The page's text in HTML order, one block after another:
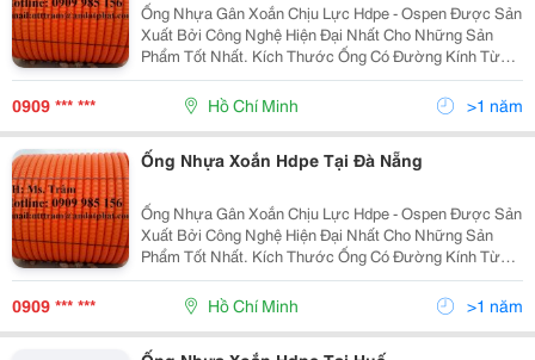
Ống Nhựa Gân Xoắn Chịu Lực Hdpe - Ospen Được Sản
Xuất Bởi Công Nghệ Hiện Đại Nhất Cho Những Sản
Phẩm Tốt Nhất. Kích Thước Ống Có Đường Kính Từ
25Mm Đến 250Mm . Ưu Điểm: Độ Dài Liên Tục, Dễ
Dàng Uốn Cong, Khả Năng Chịu Lực Lớn, Kinh Tế, Tiết
0909 *** *** Hồ Chí Minh >1 năm
Ống Nhựa Xoắn Hdpe Tại Đà Nẵng
Ống Nhựa Gân Xoắn Chịu Lực Hdpe - Ospen Được Sản
Xuất Bởi Công Nghệ Hiện Đại Nhất Cho Những Sản
Phẩm Tốt Nhất. Kích Thước Ống Có Đường Kính Từ
25Mm Đến 250Mm . Ưu Điểm: Độ Dài Liên Tục, Dễ
Dàng Uốn Cong, Khả Năng Chịu Lực Lớn, Kinh Tế, Tiết
0909 *** *** Hồ Chí Minh >1 năm